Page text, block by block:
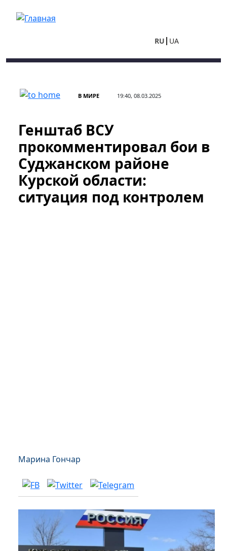
RU UA
В МИРЕ 19:40, 08.03.2025
Генштаб ВСУ
прокомментировал бои в
Суджанском районе
Курской области:
ситуация под контролем
Марина Гончар